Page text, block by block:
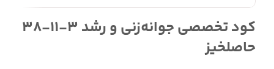
کود تخصصی جوانه‌زنی و رشد ۳-۱۱-۳۸
حاصلخیز